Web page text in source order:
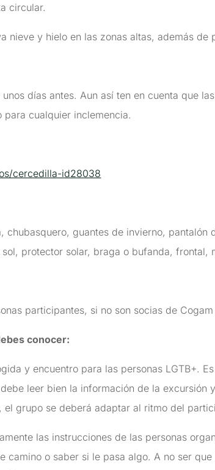
circular.
nieve y hielo en las zonas altas, además
días antes. Aun así ten en cuenta que
cualquier inclemencia.
cercedilla-id28038
guantes de invierno,
protector solar, braga o bufanda, frontal,
participantes, si no son socias de
conocer:
y encuentro para las personas LGTB+.
leer bien la información de la excursión
grupo se deberá adaptar al ritmo del
las instrucciones de las personas
o saber si le pasa algo. A no ser